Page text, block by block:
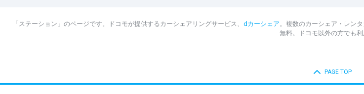
「ステーション」のページです。ドコモが提供するカーシェアリングサービス、 dカーシェア。複数のカーシェア・レン
無料。ドコモ以外の方でも利
PAGE TOP